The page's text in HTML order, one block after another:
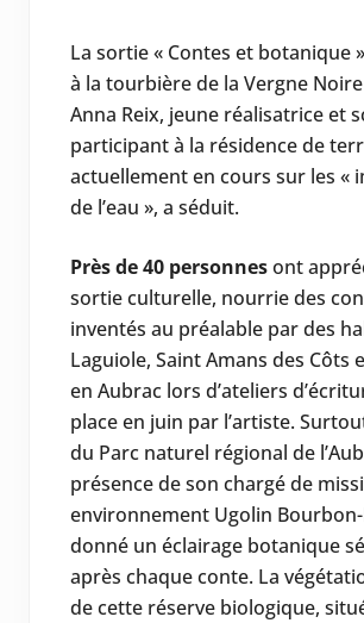
La sortie « Contes et botanique
à la tourbière de la Vergne
Anna Reix, jeune réalisatrice et
participant à la résidence de
actuellement en cours sur les «
de l’eau », a séduit.
Près de 40 personnesont
sortie culturelle, nourrie des
inventés au préalable par des
Laguiole, Saint Amans des Côts
en Aubrac lors d’ateliers
place en juin par l’artiste.
du Parc naturel régional de
présence de son chargé de
environnement Ugolin
donné un éclairage botanique
après chaque conte. La
de cette réserve biologique,